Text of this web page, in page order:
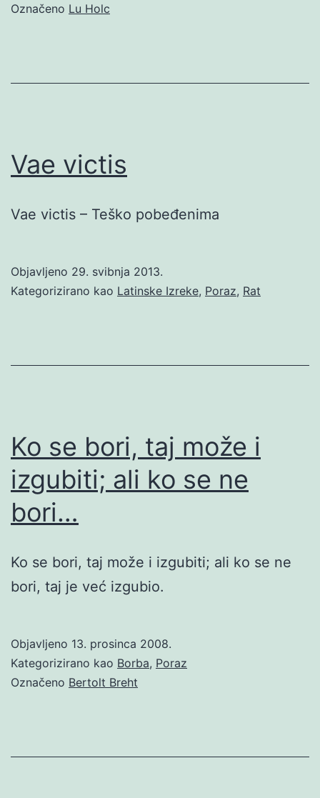
Označeno Lu Holc
Vae victis
Vae victis – Teško pobeđenima
Objavljeno 29. svibnja 2013.
Kategorizirano kao Latinske Izreke, Poraz, Rat
Ko se bori, taj može i
izgubiti; ali ko se ne
bori…
Ko se bori, taj može i izgubiti; ali ko se ne
bori, taj je već izgubio.
Objavljeno 13. prosinca 2008.
Kategorizirano kao Borba, Poraz
Označeno Bertolt Breht